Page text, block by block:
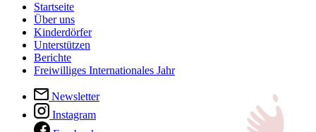
Startseite
Über uns
Kinderdörfer
Unterstützen
Berichte
Freiwilliges Internationales Jahr
Newsletter
Instagram